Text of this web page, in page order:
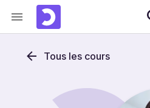
Tous les cours